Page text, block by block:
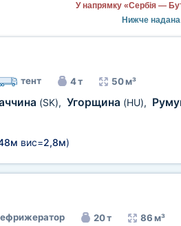
У напрямку «Сербія —
Нижче надана
тент 4 т 50 м³
(SK), Угорщина (HU),
вис=2,8м)
20 т 86 м³